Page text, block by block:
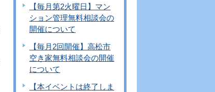
【毎月第2火曜日】マン
ション管理無料相談会の
開催について
【毎月2回開催】高松市
空き家無料相談会の開催
について
【本イベントは終了しま